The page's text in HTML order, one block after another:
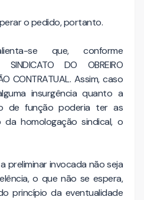
o pedido, portanto.
se que, conforme
DO OBREIRO
CONTRATUAL. Assim, caso
insurgência quanto a
de função poderia ter as
homologação sindical, o
preliminar invocada não seja
o que não se espera,
princípio da eventualidade